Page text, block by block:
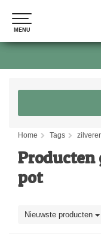
MENU
MENU
Home Tags
Producten
pot
Nieuwste producten